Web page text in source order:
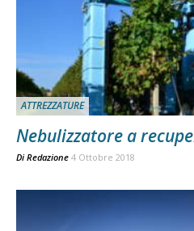
ATTREZZATURE
Nebulizzatore a
Di Redazione 4 Ottobre 2018